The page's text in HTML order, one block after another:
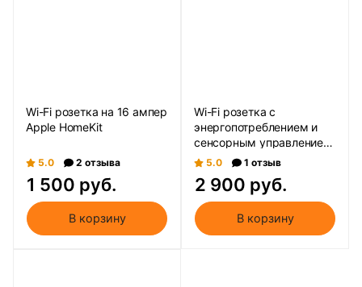
Wi-Fi розетка на 16 ампер
Apple HomeKit
5.0 2 отзыва
1 500 руб.
В корзину
Wi-Fi розетка с
энергопотреблением и
сенсорным управлением
Apple HomeKit
5.0 1 отзыв
2 900 руб.
В корзину